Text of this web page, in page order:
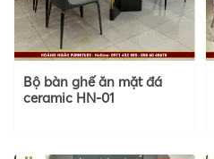
Bộ bàn ghế ăn mặt đá
ceramic HN-01